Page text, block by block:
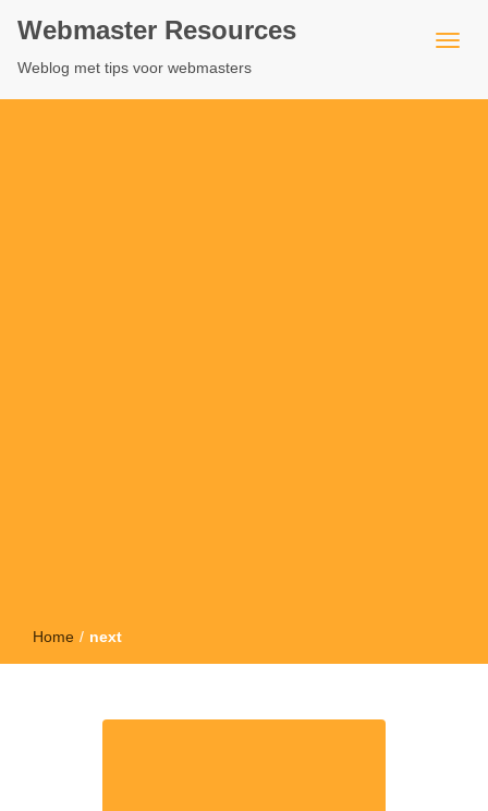
Webmaster Resources
Weblog met tips voor webmasters
Home / next